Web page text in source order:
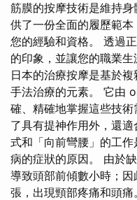
筋膜的按摩技術是維持
供了一份全面的履歷範
您的經驗和資格。 透過
的印象，並讓您的職業
日本的治療按摩是基於
手法治療的元素。 它由
確、精確地掌握這些技術
了具有提神作用外，還
式和「向前彎腰」的工
病的症狀的原因。 由於
導致頭部前傾數小時；
張，出現頸部疼痛和頭